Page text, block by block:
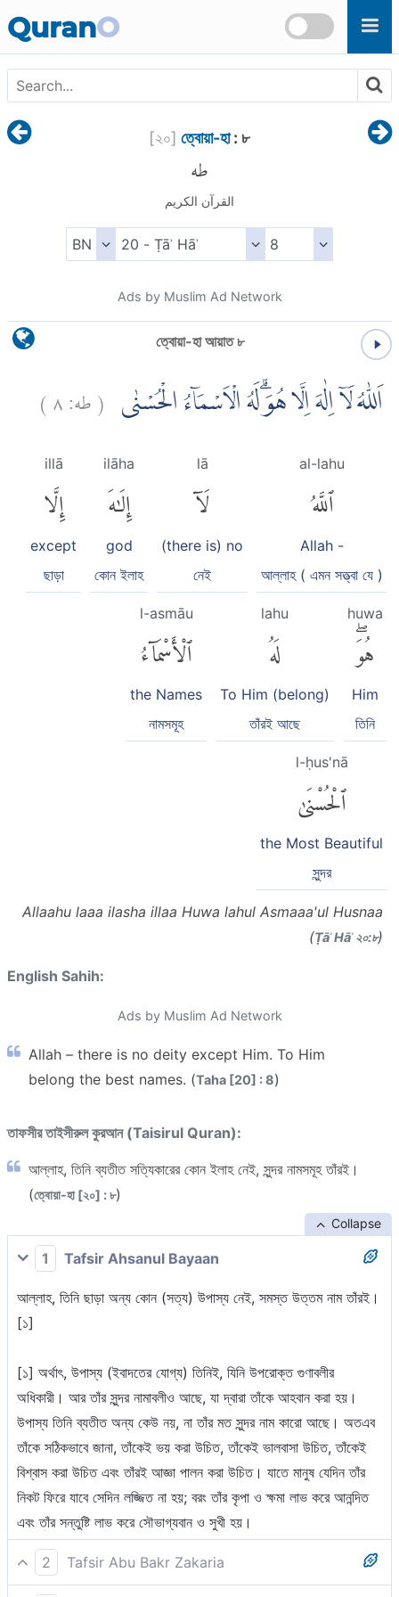
QuranO
[২০] ত্বোয়া-হা: ৮
طه
القرآن الكريم
Ads by Muslim Ad Network
ত্বোয়া-হা আয়াত ৮
اَللّٰهُ لَآ اِلٰهَ اِلَّا هُوَۗ لَهُ الْاَسْمَاۤءُ الْحُسْنٰى (طه:٨)
al-lahu
ٱللَّهُ
Allah -
আল্লাহ ( এমন সত্ত্বা যে )
lā
لَآ
(there is) no
নেই
ilāha
إِلَٰهَ
god
কোন ইলাহ
illā
إِلَّا
except
ছাড়া
huwa
هُوَۖ
Him
তিনি
lahu
لَهُ
To Him (belong)
তাঁরই আছে
l-asmāu
ٱلْأَسْمَآءُ
the Names
নামসমূহ
l-ḥus'nā
ٱلْحُسْنَىٰ
the Most Beautiful
সুন্দর
Allaahu laaa ilasha illaa Huwa lahul Asmaaa'ul Husnaa
(Ṭāʾ Hāʾ ২০:৮)
English Sahih:
Ads by Muslim Ad Network
Allah – there is no deity except Him. To Him
belong the best names. (Taha [20] : 8)
তাফসীর তাইসীরুল কুরআন (Taisirul Quran):
আল্লাহ, তিনি ব্যতীত সত্যিকারের কোন ইলাহ নেই, সুন্দর নামসমূহ তাঁরই।
(ত্বোয়া-হা [২০] : ৮)
Collapse
1 Tafsir Ahsanul Bayaan
আল্লাহ, তিনি ছাড়া অন্য কোন (সত্য) উপাস্য নেই, সমস্ত উত্তম নাম তাঁরই।
[১]
[১] অর্থাৎ, উপাস্য (ইবাদতের যোগ্য) তিনিই, যিনি উপরোক্ত গুণাবলীর
অধিকারী। আর তাঁর সুন্দর নামাবলীও আছে, যা দ্বারা তাঁকে আহবান করা হয়।
উপাস্য তিনি ব্যতীত অন্য কেউ নয়, না তাঁর মত সুন্দর নাম কারো আছে। অতএব
তাঁকে সঠিকভাবে জানা, তাঁকেই ভয় করা উচিত, তাঁকেই ভালবাসা উচিত, তাঁকেই
বিশ্বাস করা উচিত এবং তাঁরই আজ্ঞা পালন করা উচিত। যাতে মানুষ যেদিন তাঁর
নিকট ফিরে যাবে সেদিন লজ্জিত না হয়; বরং তাঁর কৃপা ও ক্ষমা লাভ করে আনন্দিত
এবং তাঁর সন্তুষ্টি লাভ করে সৌভাগ্যবান ও সুখী হয়।
2 Tafsir Abu Bakr Zakaria